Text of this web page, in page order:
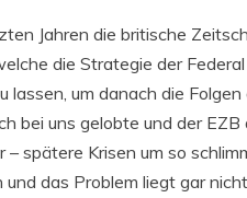
Jahren die britische
die Strategie der
lassen, um danach die
bei uns gelobte und der
– spätere Krisen um so
das Problem liegt gar